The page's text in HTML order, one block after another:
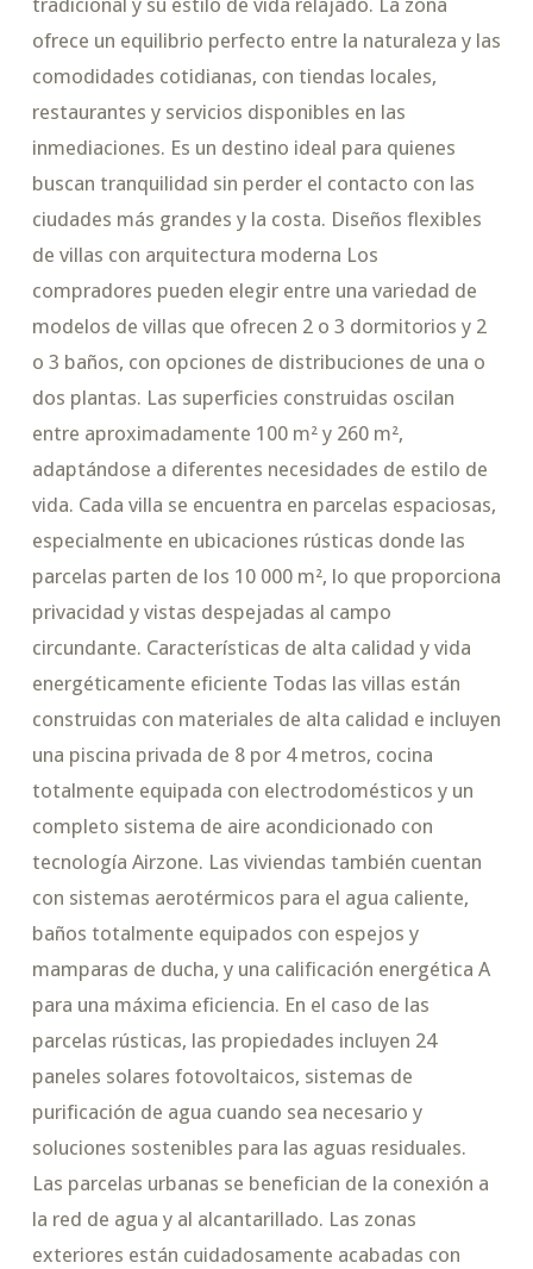
tradicional y su estilo de vida relajado. La zona
ofrece un equilibrio perfecto entre la naturaleza y las
comodidades cotidianas, con tiendas locales,
restaurantes y servicios disponibles en las
inmediaciones. Es un destino ideal para quienes
buscan tranquilidad sin perder el contacto con las
ciudades más grandes y la costa. Diseños flexibles
de villas con arquitectura moderna Los
compradores pueden elegir entre una variedad de
modelos de villas que ofrecen 2 o 3 dormitorios y 2
o 3 baños, con opciones de distribuciones de una o
dos plantas. Las superficies construidas oscilan
entre aproximadamente 100 m² y 260 m²,
adaptándose a diferentes necesidades de estilo de
vida. Cada villa se encuentra en parcelas espaciosas,
especialmente en ubicaciones rústicas donde las
parcelas parten de los 10 000 m², lo que proporciona
privacidad y vistas despejadas al campo
circundante. Características de alta calidad y vida
energéticamente eficiente Todas las villas están
construidas con materiales de alta calidad e incluyen
una piscina privada de 8 por 4 metros, cocina
totalmente equipada con electrodomésticos y un
completo sistema de aire acondicionado con
tecnología Airzone. Las viviendas también cuentan
con sistemas aerotérmicos para el agua caliente,
baños totalmente equipados con espejos y
mamparas de ducha, y una calificación energética A
para una máxima eficiencia. En el caso de las
parcelas rústicas, las propiedades incluyen 24
paneles solares fotovoltaicos, sistemas de
purificación de agua cuando sea necesario y
soluciones sostenibles para las aguas residuales.
Las parcelas urbanas se benefician de la conexión a
la red de agua y al alcantarillado. Las zonas
exteriores están cuidadosamente acabadas con